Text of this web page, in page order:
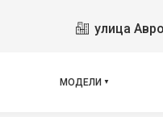
улица
МОДЕЛИ
Y19
V23